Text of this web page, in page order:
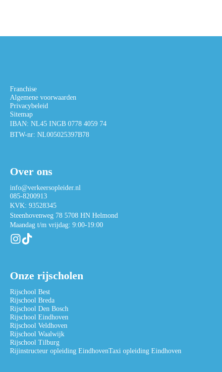
Franchise
Algemene voorwaarden
Privacybeleid
Sitemap
IBAN: NL45 INGB 0778 4059 74
BTW-nr: NL005025397B78
Over ons
info@verkeersopleider.nl
085-8200913
KVK: 93528345
Steenhovenweg 78 5708 HN Helmond
Maandag t/m vrijdag: 9:00-19:00
Onze rijscholen
Rijschool Best
Rijschool Breda
Rijschool Den Bosch
Rijschool Eindhoven
Rijschool Veldhoven
Rijschool Waalwijk
Rijschool Tilburg
Rijinstructeur opleiding EindhovenTaxi opleiding Eindhoven